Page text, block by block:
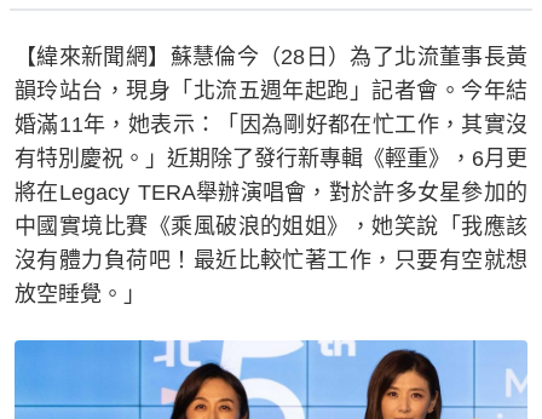
【緯來新聞網】蘇慧倫今（28日）為了北流董事長黃
韻玲站台，現身「北流五週年起跑」記者會。今年結
婚滿11年，她表示：「因為剛好都在忙工作，其實沒
有特別慶祝。」近期除了發行新專輯《輕重》，6月更
將在Legacy TERA舉辦演唱會，對於許多女星參加的
中國實境比賽《乘風破浪的姐姐》，她笑說「我應該
沒有體力負荷吧！最近比較忙著工作，只要有空就想
放空睡覺。」